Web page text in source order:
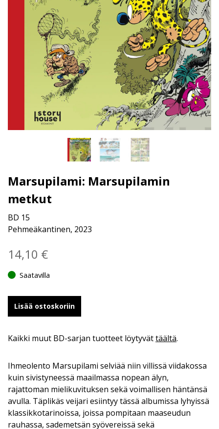
Marsupilami: Marsupilamin
metkut
BD 15
Pehmeäkantinen, 2023
14,10 €
Saatavilla
Lisää ostoskoriin
Kaikki muut BD-sarjan tuotteet löytyvättäältä.
Ihmeolento Marsupilami selviää niin villissä viidakossa
kuin sivistyneessä maailmassa nopean älyn,
rajattoman mielikuvituksen sekä voimallisen häntänsä
avulla. Täplikäs veijari esiintyy tässä albumissa lyhyissä
klassikkotarinoissa, joissa pompitaan maaseudun
rauhassa, sademetsän syövereissä sekä